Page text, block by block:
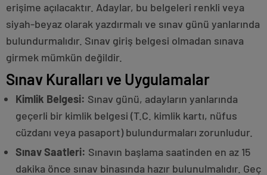
erişime açılacaktır. Adaylar, bu belgeleri renkli veya
siyah-beyaz olarak yazdırmalı ve sınav günü yanlarında
bulundurmalıdır. Sınav giriş belgesi olmadan sınava
girmek mümkün değildir.
Sınav Kuralları ve Uygulamalar
Kimlik Belgesi: Sınav günü, adayların yanlarında
geçerli bir kimlik belgesi (T.C. kimlik kartı, nüfus
cüzdanı veya pasaport) bulundurmaları zorunludur.
Sınav Saatleri: Sınavın başlama saatinden en az 15
dakika önce sınav binasında hazır bulunulmalıdır. Geç